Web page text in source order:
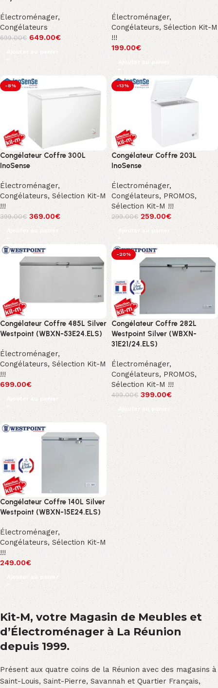
Électroménager,
Congélateurs
699.00€ 649.00€
Ajouter au panier
Électroménager,
Congélateurs, Sélection Kit-M
!!!
199.00€
Ajouter au panier
-8%
Congélateur Coffre 300L
InoSense
Électroménager,
Congélateurs,Sélection Kit-M
!!!
399.00€ 369.00€
Ajouter au panier
-13%
Congélateur Coffre 203L
InoSense
Électroménager,
Congélateurs, PROMOS,
Sélection Kit-M !!!
299.00€ 259.00€
Ajouter au panier
Congélateur Coffre 485L Silver
Westpoint (WBXN-53E24.ELS)
Électroménager,
Congélateurs, Sélection Kit-M
!!!
699.00€
Ajouter au panier
-20%
Congélateur Coffre 282L
Westpoint Silver (WBXN-
31E21/24.ELS)
Électroménager,
Congélateurs, PROMOS,
Sélection Kit-M !!!
499.00€ 399.00€
Ajouter au panier
Congélateur Coffre 140L Silver
Westpoint (WBXN-15E24.ELS)
Électroménager,
Congélateurs, Sélection Kit-M
!!!
249.00€
Ajouter au panier
Kit-M, votre Magasin de Meubles et
d’Électroménager à La Réunion
depuis 1999.
Présent aux quatre coins de la Réunion avec des magasins à
Saint-Louis, Saint-Pierre, Savannah et Quartier Français,